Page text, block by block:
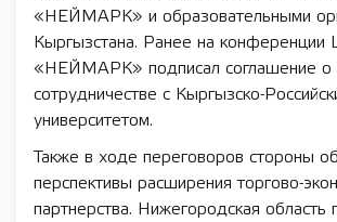
«НЕЙМАРК» и образовательными
Кыргызстана. Ранее на
«НЕЙМАРК» подписал соглашение о
сотрудничестве с Кыргызско-
университетом.
Также в ходе переговоров стороны
перспективы расширения торгово-
партнерства. Нижегородская область